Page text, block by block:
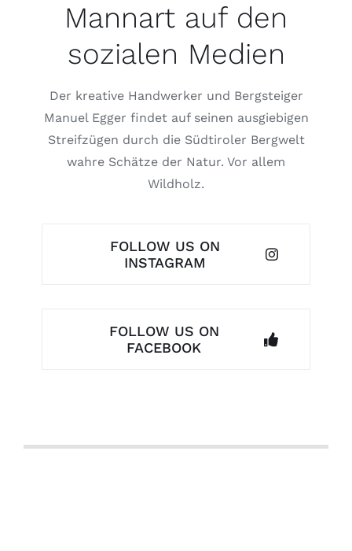
Mannart auf den
sozialen Medien
Der kreative Handwerker und Bergsteiger
Manuel Egger findet auf seinen ausgiebigen
Streifzügen durch die Südtiroler Bergwelt
wahre Schätze der Natur. Vor allem
Wildholz.
FOLLOW US ON
INSTAGRAM
FOLLOW US ON
FACEBOOK